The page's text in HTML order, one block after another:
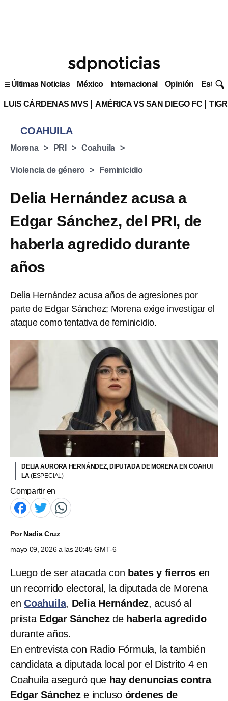
Últimas Noticias México Internacional Opinión Estilo
LUIS CÁRDENAS MVS AMÉRICA VS SAN DIEGO FC
COAHUILA
Morena PRI Coahuila
Violencia de género Feminicidio
Delia Hernández acusa a
Edgar Sánchez, del PRI, de
haberla agredido durante
años
Delia Hernández acusa años de agresiones por
parte de Edgar Sánchez; Morena exige investigar el
ataque como tentativa de feminicidio.
DELIA AURORA HERNÁNDEZ, DIPUTADA DE MORENA EN COAHUI
LA(ESPECIAL)
Compartir en
PorNadia Cruz
mayo 09, 2026 a las 20:45 GMT-6
Luego de ser atacada con bates y fierros en
un recorrido electoral, la diputada de Morena
en Coahuila, Delia Hernández, acusó al
priista Edgar Sánchezde haberla agredido
durante años.
En entrevista con Radio Fórmula, la también
candidata a diputada local por el Distrito 4 en
Coahuila aseguró que hay denuncias contra
Edgar Sáncheze incluso órdenes de